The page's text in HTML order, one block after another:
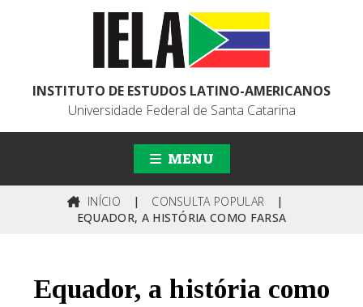
INSTITUTO DE ESTUDOS LATINO-AMERICANOS
Universidade Federal de Santa Catarina
MENU
INÍCIO | CONSULTA POPULAR
|
EQUADOR, A HISTÓRIA COMO FARSA
Equador, a história como